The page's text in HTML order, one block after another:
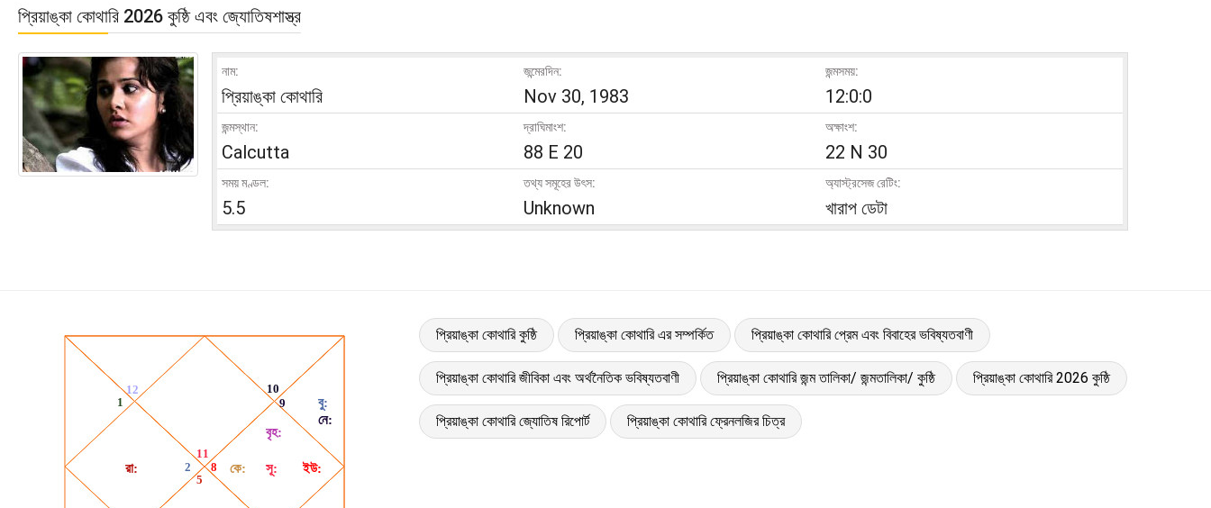
প্রিয়াঙ্কা কোথারি 2026 কুষ্ঠি এবং জ্যোতিষশাস্ত্র
নাম:
প্রিয়াঙ্কা কোথারি
জন্মেরদিন:
Nov 30, 1983
জন্মসময়:
12:0:0
জন্মস্থান:
Calcutta
দ্রাঘিমাংশ:
88 E 20
অক্ষাংশ:
22 N 30
সময় মণ্ডল:
5.5
তথ্য সমূহের উৎস:
Unknown
অ্যাস্ট্রসেজ রেটিং:
খারাপ ডেটা
প্রিয়াঙ্কা কোথারি কুষ্ঠি প্রিয়াঙ্কা কোথারি এর সম্পর্কিত প্রিয়াঙ্কা কোথারি প্রেম এবং বিবাহের ভবিষ্যতবাণী
প্রিয়াঙ্কা কোথারি জীবিকা এবং অর্থনৈতিক ভবিষ্যতবাণী প্রিয়াঙ্কা কোথারি জন্ম তালিকা/ জন্মতালিকা/ কুষ্ঠি প্রিয়াঙ্কা কোথারি 2026 কুষ্ঠি
প্রিয়াঙ্কা কোথারি জ্যোতিষ রিপোর্ট প্রিয়াঙ্কা কোথারি ফ্রেনলজির চিত্র